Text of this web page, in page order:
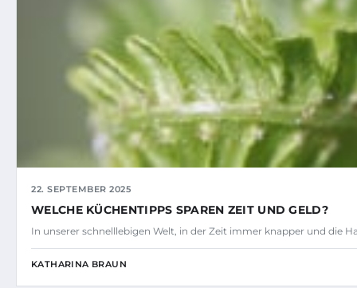
22. SEPTEMBER 2025
WELCHE KÜCHENTIPPS SPAREN ZEIT UND GELD?
In unserer schnelllebigen Welt, in der Zeit immer knapper und die
KATHARINA BRAUN